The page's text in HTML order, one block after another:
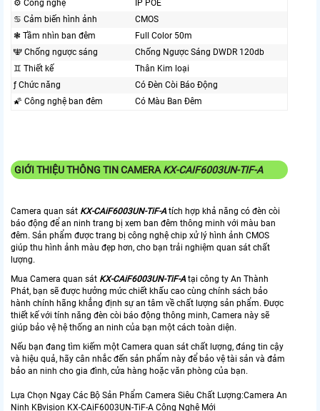
⚙ Công nghệ
IP POE
♋ Cảm biến hình ảnh
CMOS
❃ Tầm nhìn ban đêm
Full Color 50m
🕎 Chống ngược sáng
Chống Ngược Sáng DWDR 120db
♊ Thiết kế
Thân Kim loại
ƒ Chức năng
Có Ðèn Còi Báo Động
🌠 Công nghệ ban đêm
Có Màu Ban Ðêm
GIỚI THIỆU THÔNG TIN CAMERA KX-CAIF6003UN-TIF-A
Camera quan sát KX-CAiF6003UN-TiF-Atích hợp khả năng có đèn còi
báo động để an ninh trang bị xem ban đêm thông minh với màu ban
đêm. Sản phẩm được trang bị công nghệ chip xử lý hình ảnh CMOS
giúp thu hình ảnh màu đẹp hơn, cho bạn trải nghiệm quan sát chất
lượng.
Mua Camera quan sát KX-CAiF6003UN-TiF-Atại công ty An Thành
Phát, bạn sẽ được hưởng mức chiết khấu cao cùng chính sách bảo
hành chính hãng khẳng định sự an tâm về chất lượng sản phẩm. Được
thiết kế với tính năng đèn còi báo động thông minh, Camera này sẽ
giúp bảo vệ hệ thống an ninh của bạn một cách toàn diện.
Nếu bạn đang tìm kiếm một Camera quan sát chất lượng, đáng tin cậy
và hiệu quả, hãy cân nhắc đến sản phẩm này để bảo vệ tài sản và đảm
bảo an ninh cho gia đình, cửa hàng hoặc văn phòng của bạn.
Lựa Chọn Ngay Các Bộ Sản Phẩm Camera Siêu Chất Lượng:Camera An
Ninh KBvision KX-CAiF6003UN-TiF-A Công Nghệ Mới